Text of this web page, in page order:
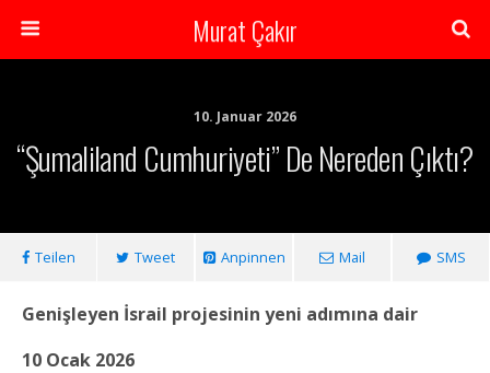
Murat Çakır
10. Januar 2026
“Şumaliland Cumhuriyeti” De Nereden Çıktı?
Teilen Tweet Anpinnen Mail SMS
Genişleyen İsrail projesinin yeni adımına dair
10 Ocak 2026